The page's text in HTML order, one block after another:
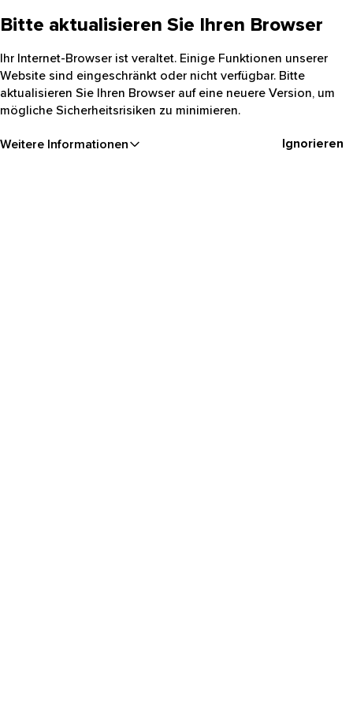
Bitte aktualisieren Sie Ihren Browser
Ihr Internet-Browser ist veraltet. Einige Funktionen unserer
Website sind eingeschränkt oder nicht verfügbar. Bitte
aktualisieren Sie Ihren Browser auf eine neuere Version, um
mögliche Sicherheitsrisiken zu minimieren.
Weitere Informationen Ignorieren